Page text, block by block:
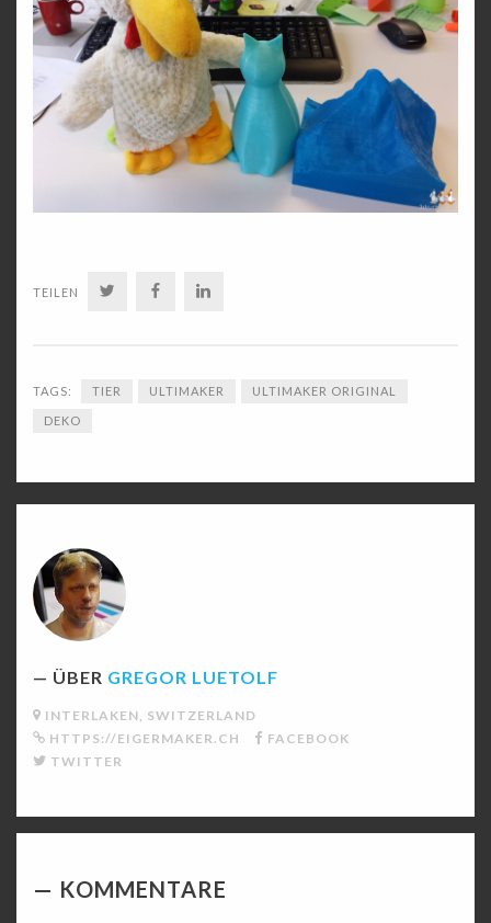
TEILEN TWITTERFACEBOOK
TAGS: TIER ULTIMAKER ULTIMAKER ORIGINAL
DEKO
ÜBER GREGOR LUETOLF
INTERLAKEN, SWITZERLAND
HTTPS://EIGERMAKER.CH
FACEBOOK
TWITTER
KOMMENTARE